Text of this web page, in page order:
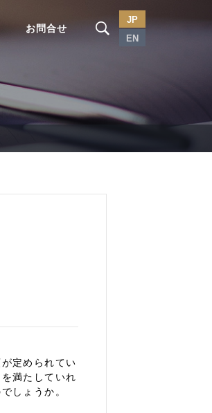
お問合せ
JP
EN
定められてい
満たしていれ
しょうか。